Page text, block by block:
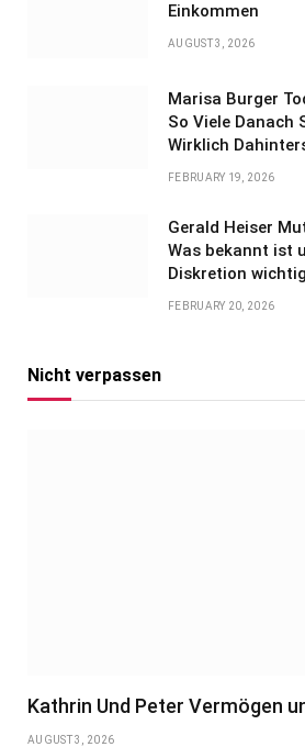
Einkommen
AUGUST 3, 2026
Marisa Burger
So Viele Danach
Wirklich
FEBRUARY 19, 2026
Gerald Heiser
Was bekannt ist
Diskretion
FEBRUARY 20, 2026
Nicht verpassen
Kathrin Und Peter Vermögen
AUGUST 3, 2026